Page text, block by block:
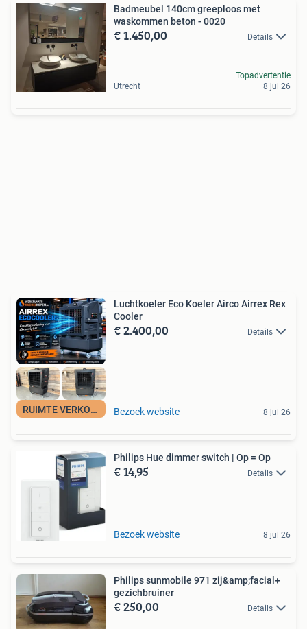
Badmeubel 140cm greeploos met
waskommen beton - 0020
€ 1.450,00 Details
Utrecht
Topadvertentie
8 jul 26
RUIMTE VERKOELEN
Luchtkoeler Eco Koeler Airco Airrex Rex
Cooler
€ 2.400,00 Details
Bezoek website 8 jul 26
Philips Hue dimmer switch | Op = Op
€ 14,95 Details
Bezoek website 8 jul 26
Philips sunmobile 971 zij&amp;facial+
gezichbruiner
€ 250,00 Details